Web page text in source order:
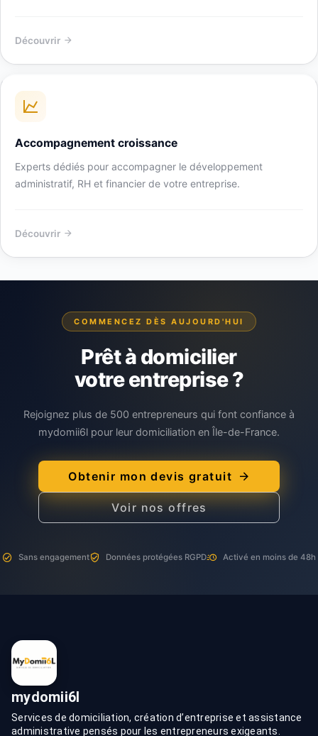
Découvrir
Accompagnement croissance
Experts dédiés pour accompagner le développement
administratif, RH et financier de votre entreprise.
Découvrir
COMMENCEZ DÈS AUJOURD'HUI
Prêt à domicilier
votre entreprise ?
Rejoignez plus de 500 entrepreneurs qui font confiance à
mydomii6l pour leur domiciliation en Île-de-France.
Obtenir mon devis gratuit
Voir nos offres
Sans engagement Données protégées RGPD Activé en moins de 48h
mydomii6l
Services de domiciliation, création d’entreprise et assistance
administrative pensés pour les entrepreneurs exigeants.